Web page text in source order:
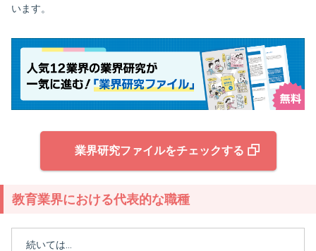
います。
業界研究ファイルをチェックする
教育業界における代表的な職種
続いては…